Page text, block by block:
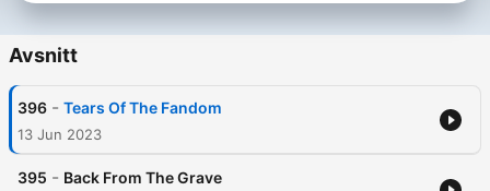
Avsnitt
396 - Tears Of The Fandom
13 Jun 2023
395 - Back From The Grave